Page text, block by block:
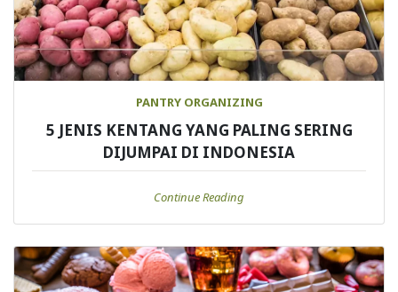
PANTRY ORGANIZING
5 JENIS KENTANG YANG PALING SERING
DIJUMPAI DI INDONESIA
Continue Reading